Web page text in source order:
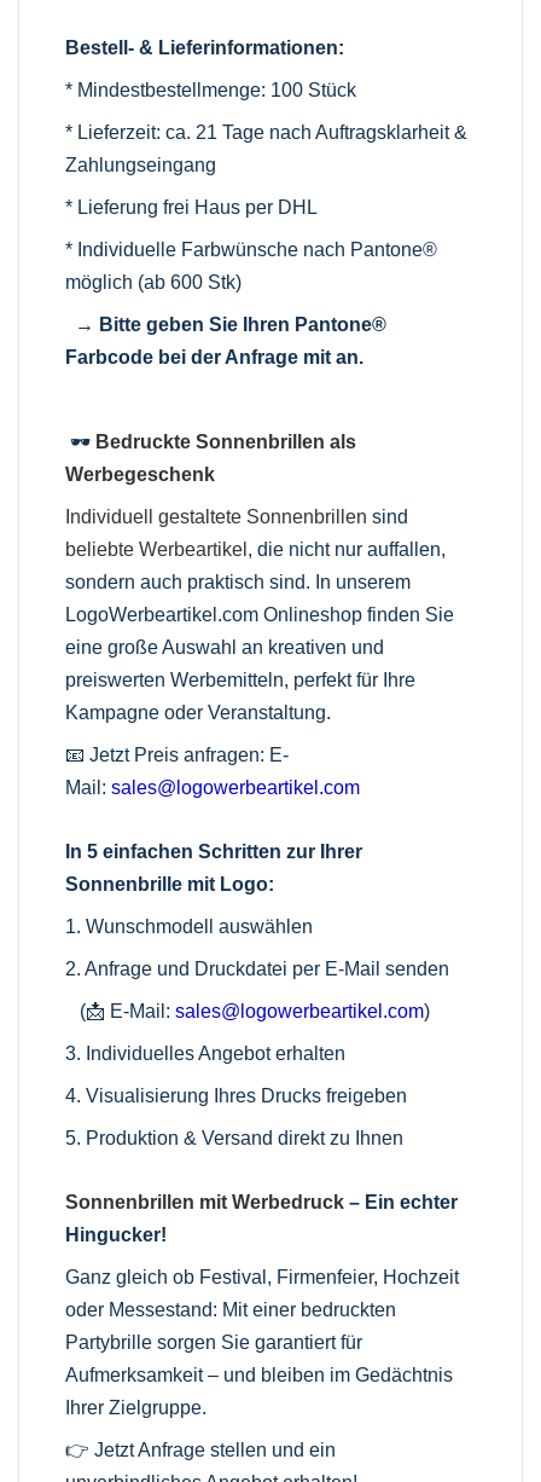
Bestell- & Lieferinformationen:
* Mindestbestellmenge: 100 Stück
* Lieferzeit: ca. 21 Tage nach Auftragsklarheit &
Zahlungseingang
* Lieferung frei Haus per DHL
* Individuelle Farbwünsche nach Pantone®
möglich (ab 600 Stk)
→ Bitte geben Sie Ihren Pantone®
Farbcode bei der Anfrage mit an.
🕶️ Bedruckte Sonnenbrillen als
Werbegeschenk
Individuell gestaltete Sonnenbrillen sind
beliebte Werbeartikel , die nicht nur auffallen,
sondern auch praktisch sind. In unserem
LogoWerbeartikel.com Onlineshop finden Sie
eine große Auswahl an kreativen und
preiswerten Werbemitteln, perfekt für Ihre
Kampagne oder Veranstaltung.
📧 Jetzt Preis anfragen: E-
Mail:sales@logowerbeartikel.com
In 5 einfachen Schritten zur Ihrer
Sonnenbrille mit Logo:
1. Wunschmodell auswählen
2. Anfrage und Druckdatei per E-Mail senden
(📩 E-Mail:sales@logowerbeartikel.com)
3. Individuelles Angebot erhalten
4. Visualisierung Ihres Drucks freigeben
5. Produktion & Versand direkt zu Ihnen
Sonnenbrillen mit Werbedruck – Ein echter
Hingucker!
Ganz gleich ob Festival, Firmenfeier, Hochzeit
oder Messestand: Mit einer bedruckten
Partybrille sorgen Sie garantiert für
Aufmerksamkeit – und bleiben im Gedächtnis
Ihrer Zielgruppe.
👉 Jetzt Anfrage stellen und ein